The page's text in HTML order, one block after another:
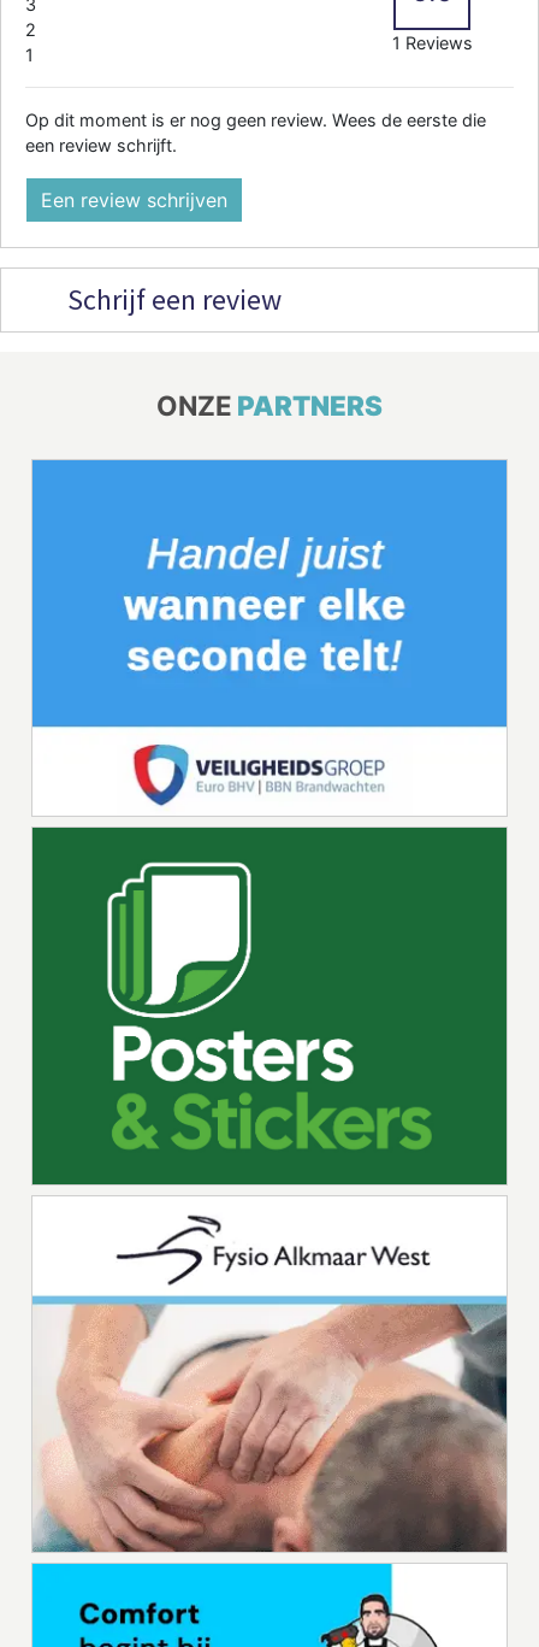
2
1
1 Reviews
Op dit moment is er nog geen review. Wees de eerste die
een review schrijft.
Een review schrijven
Schrijf een review
ONZE PARTNERS